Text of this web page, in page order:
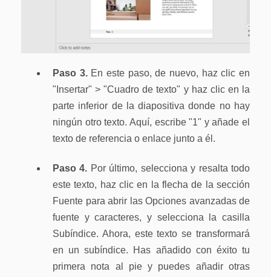
Paso 3.En este paso, de nuevo, haz clic en
"Insertar" > "Cuadro de texto" y haz clic en la
parte inferior de la diapositiva donde no hay
ningún otro texto. Aquí, escribe "1" y añade el
texto de referencia o enlace junto a él.
Paso 4. Por último, selecciona y resalta todo
este texto, haz clic en la flecha de la sección
Fuente para abrir las Opciones avanzadas de
fuente y caracteres, y selecciona la casilla
Subíndice. Ahora, este texto se transformará
en un subíndice. Has añadido con éxito tu
primera nota al pie y puedes añadir otras